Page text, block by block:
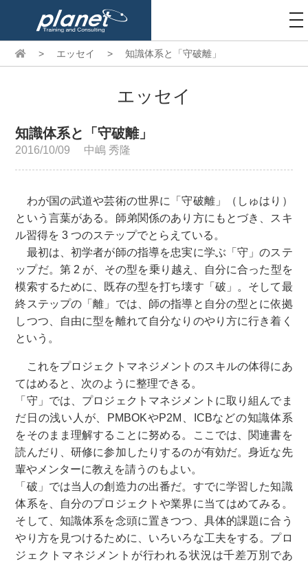
>
エッセイ > 知識体系と「守破離」
エッセイ
知識体系と「守破離」
2016/10/09 中嶋 秀隆
わが国の武道や芸術の世界に「守破離」（しゅはり）
という言葉がある。師弟関係のあり方にもとづき、スキ
ル習得を 3 つのステップでとらえている。
最初は、初学者が師の指導を忠実に学ぶ「守」のステ
ップだ。第 2 が、その型を乗り越え、自分に合った型を
模索するために、既存の型を打ち壊す「破」。そして最
終ステップの「離」では、師の指導と自分の型とに依拠
しつつ、自由に型を離れて自分なりのやり方に行き着く
という。
これをプロジェクトマネジメントのスキルの体得にあ
てはめると、次のように整理できる。
「守」では、プロジェクトマネジメントに取り組んでま
だ日の浅い人が、PMBOKやP2M、ICBなどの知識体系
をそのまま理解することに努める。ここでは、関連書を
読んだり、研修に参加したりするのが有効だ。身近な先
輩やメンターに教えを請うのもよい。
「破」では当人の創造力の出番だ。すでに学習した知識
体系を、自分のプロジェクトや業界に当てはめてみる。
そして、知識体系を念頭に置きつつ、具体的課題に合う
やり方を見つけるために、いろいろな工夫をする。プロ
ジェクトマネジメントが行われる状況は千差万別であ